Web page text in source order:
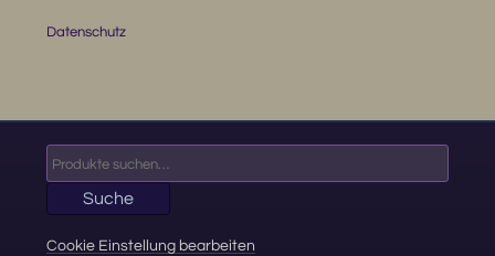
Datenschutz
nach:
Suche
Cookie Einstellung bearbeiten